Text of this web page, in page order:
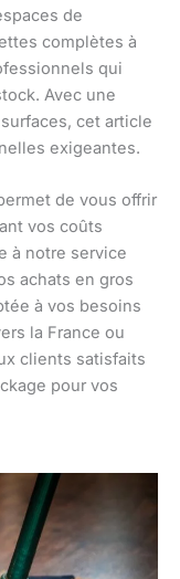
de
complètes à
qui
Avec une
cet article
exigeantes.
de vous offrir
vos coûts
à notre service
achats en gros
à vos besoins
la France ou
clients satisfaits
pour vos